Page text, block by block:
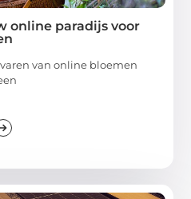
online paradijs voor
van online bloemen